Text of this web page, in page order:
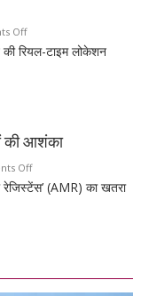
Offon
MSR
सुरक्षा
का
स्मार्ट
रियल-टाइम लोकेशन
की आशंका
Offon
सुपरबग
रेजिस्टेंस’ (AMR) का खतरा